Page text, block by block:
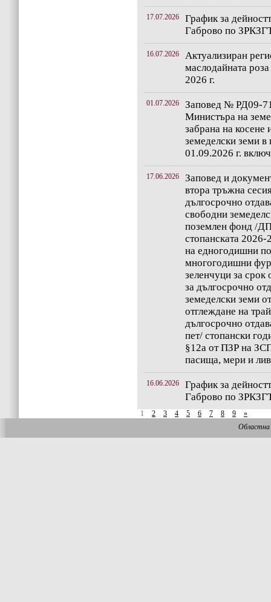
17.07.2026
График за
Габрово по
16.07.2026
Актуализиран
маслодайната
2026 г.
01.07.2026
Заповед № РД09-
Министъра на
забрана на
земеделски земи в
01.09.2026 г.
17.06.2026
Заповед и
втора тръжна
дългосрочно
свободни
поземлен фонд /
стопанската 2026-
на едногодишни
многогодишни
зеленчуци за срок
за дългосрочно
земеделски земи
отглеждане на
дългосрочно
пет/ стопански
§12а от ПЗР на
пасища, мери и
16.06.2026
График за
Габрово по
1 2 3 4 5 6 7 8 9
»
Областна